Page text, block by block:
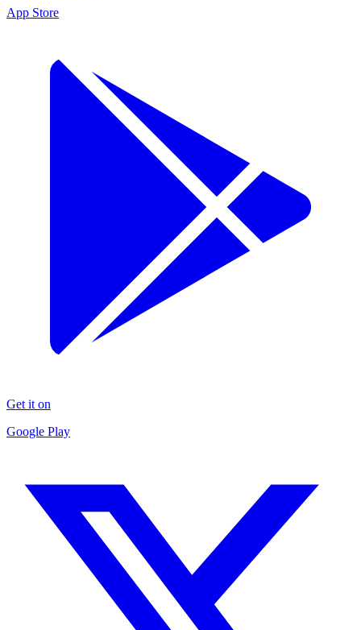
App Store
Get it on
Google Play